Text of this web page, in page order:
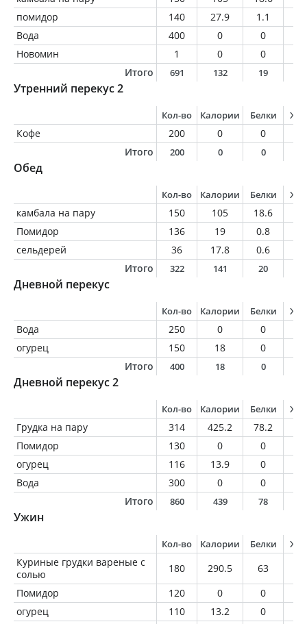
помидор
140 27.9 1.1
Вода
400 0 0
Новомин
1 0 0
Итого
691 132 19
Утренний перекус 2
Кол-во Калории Белки
Кофе 200 0 0
Итого
200 0 0
Обед
Кол-во Калории Белки
камбала на пару 150 105 18.6
Помидор
136 19 0.8
сельдерей
36 17.8 0.6
Итого
322 141 20
Дневной перекус
Кол-во Калории Белки
Вода 250 0 0
огурец
150 18 0
Итого
400 18 0
Дневной перекус 2
Кол-во Калории Белки
Грудка на пару 314 425.2 78.2
Помидор
130 0 0
огурец
116 13.9 0
Вода
300 0 0
Итого
860 439 78
Ужин
Кол-во Калории Белки
Куриные грудки вареные с
солью
180 290.5 63
Помидор
120 0 0
огурец
110 13.2 0